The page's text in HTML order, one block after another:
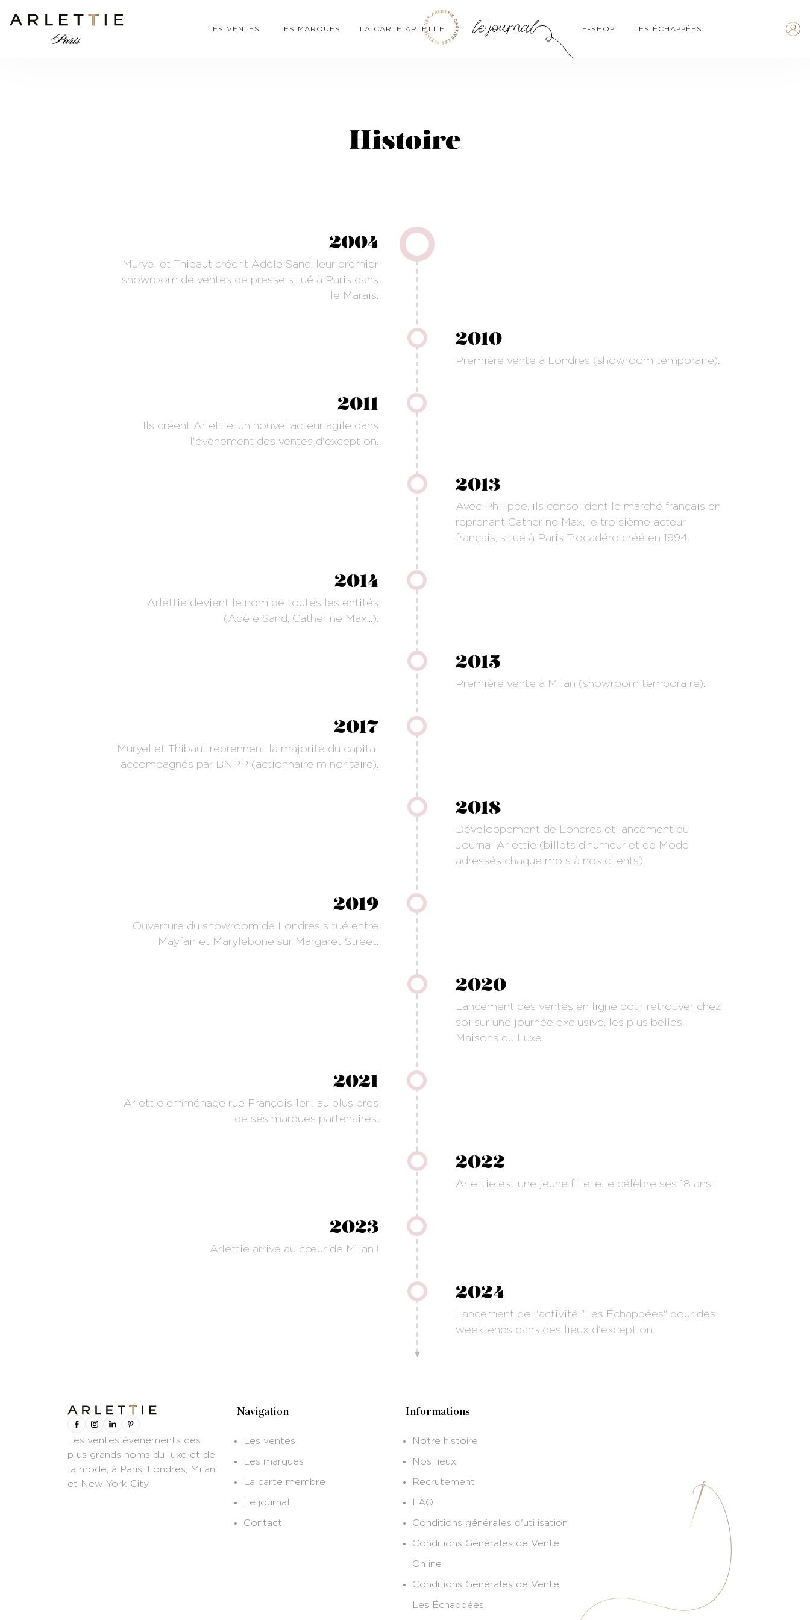
LES VENTES LES MARQUES LA CARTE ARLETTIE E-SHOP LES ÉCHAPPÉES
Histoire
2004
Muryel et Thibaut créent Adèle Sand, leur premier
showroom de ventes de presse situé à Paris dans
le Marais.
2010
Première vente à Londres (showroom temporaire).
2011
Ils créent Arlettie, un nouvel acteur agile dans
l'évènement des ventes d'exception.
2013
Avec Philippe, ils consolident le marché français en
reprenant Catherine Max, le troisième acteur
français, situé à Paris Trocadéro créé en 1994.
2014
Arlettie devient le nom de toutes les entités
(Adèle Sand, Catherine Max...).
2015
Première vente à Milan (showroom temporaire).
2017
Muryel et Thibaut reprennent la majorité du capital
accompagnés par BNPP (actionnaire minoritaire).
2018
Développement de Londres et lancement du
Journal Arlettie (billets d’humeur et de Mode
adressés chaque mois à nos clients).
2019
Ouverture du showroom de Londres situé entre
Mayfair et Marylebone sur Margaret Street.
2020
Lancement des ventes en ligne pour retrouver chez
soi sur une journée exclusive, les plus belles
Maisons du Luxe.
2021
Arlettie emménage rue François 1er : au plus près
de ses marques partenaires.
2022
Arlettie est une jeune fille, elle célèbre ses 18 ans !
2023
Arlettie arrive au cœur de Milan !
2024
Lancement de l'activité "Les Échappées" pour des
week-ends dans des lieux d'exception.
Les ventes événements des
plus grands noms du luxe et de
la mode, à Paris, Londres, Milan
et New York City.
Navigation
Les ventes
Les marques
La carte membre
Le journal
Contact
Informations
Notre histoire
Nos lieux
Recrutement
FAQ
Conditions générales d'utilisation
Conditions Générales de Vente
Online
Conditions Générales de Vente
Les Échappées